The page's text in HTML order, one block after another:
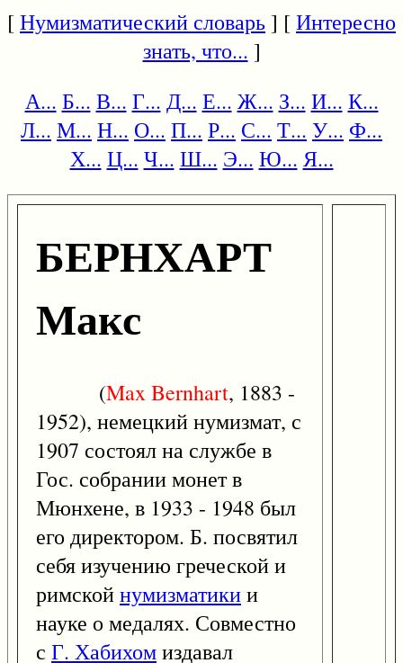
[Нумизматический словарь] [Интересно
знать, что... ]
А... Б... В... Г... Д... Е... Ж... З... И... К...
Л... М... Н... О... П... Р... С... Т... У... Ф...
Х... Ц... Ч... Ш... Э... Ю... Я...
БЕРНХАРТ
Макс
(MaxBernhart, 1883 -
1952), немецкий нумизмат, с
1907 состоял на службе в
Гос. собрании монет в
Мюнхене, в 1933 - 1948 был
его директором. Б. посвятил
себя изучению греческой и
римскойнумизматикии
науке о медалях. Совместно
с Г. Хабихомиздавал